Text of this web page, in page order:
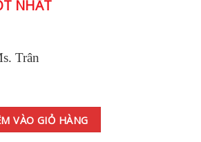
NHẤT
Trân
VÀO GIỎ HÀNG